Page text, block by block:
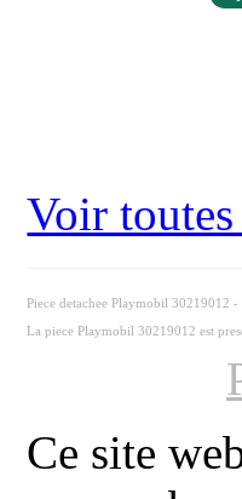
Voir
Piece detachee Playmobil 30219012
La piece Playmobil 30219012 est
Ce site